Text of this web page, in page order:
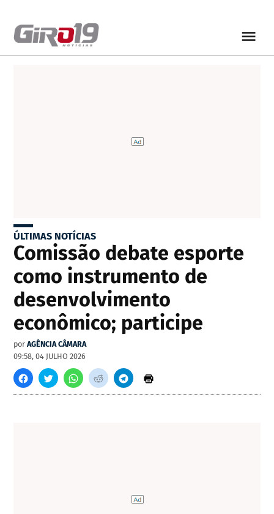
ÚLTIMAS NOTÍCIAS
Comissão debate esporte
como instrumento de
desenvolvimento
econômico; participe
por AGÊNCIA CÂMARA
09:58, 04 JULHO 2026